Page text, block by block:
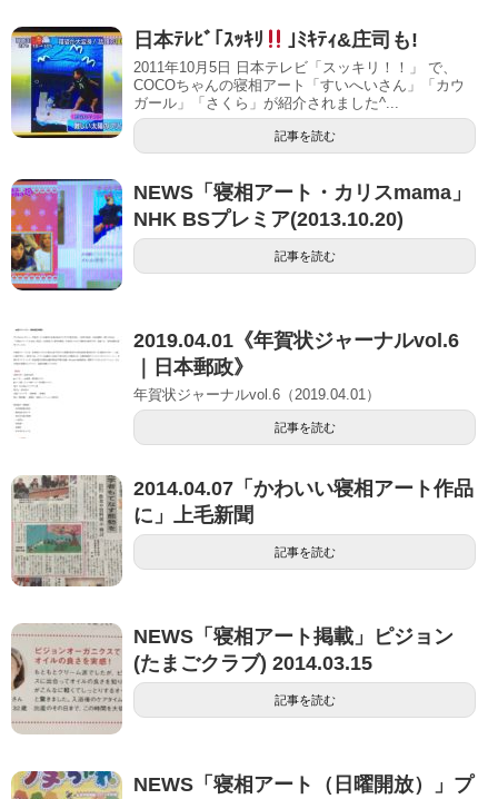
日本ﾃﾚﾋﾞ｢ｽｯｷﾘ ｣ﾐｷﾃｨ&庄司も!
2011年10月5日 日本テレビ「スッキリ！！」 で、
COCOちゃんの寝相アート「すいへいさん」「カウ
ガール」「さくら」が紹介されました^...
記事を読む
NEWS「寝相アート・カリスmama」
NHK BSプレミア(2013.10.20)
記事を読む
2019.04.01《年賀状ジャーナルvol.6
｜日本郵政》
年賀状ジャーナルvol.6（2019.04.01）
記事を読む
2014.04.07「かわいい寝相アート作品
に」上毛新聞
記事を読む
NEWS「寝相アート掲載」ピジョン
(たまごクラブ) 2014.03.15
記事を読む
NEWS「寝相アート（日曜開放）」プ